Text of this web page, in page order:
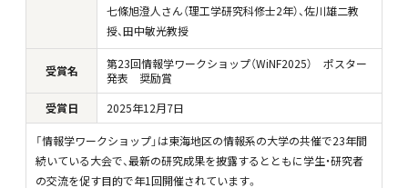
七條旭澄人さん（理工学研究科修士2年）、佐川雄二教
授、田中敏光教授
受賞名
第23回情報学ワークショップ（WiNF2025） ポスター
発表 奨励賞
受賞日
2025年12月7日
「情報学ワークショップ」は東海地区の情報系の大学の共催で23年間
続いている大会で、最新の研究成果を披露するとともに学生・研究者
の交流を促す目的で年1回開催されています。